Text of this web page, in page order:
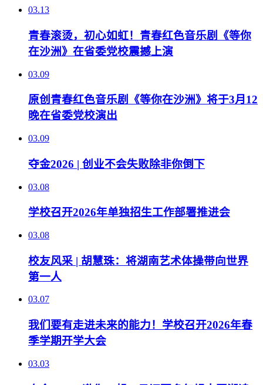
03.13
青春滚烫，初心如虹！青春红色音乐剧《等你
在沙洲》在省委党校震撼上演
03.09
原创青春红色音乐剧《等你在沙洲》将于3月12
晚在省委党校演出
03.09
夺金2026 | 创业不会失败除非你倒下
03.08
学校召开2026年单独招生工作部署推进会
03.08
校友风采 | 胡慧珠：将湖南艺术体操带向世界
第一人
03.07
我们要有走进未来的能力！学校召开2026年春
季学期开学大会
03.03